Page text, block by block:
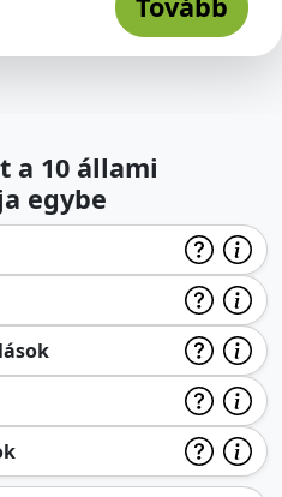
a 10 állami
egybe